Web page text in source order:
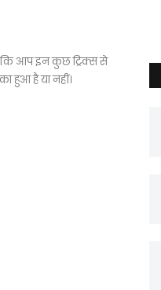
कि आप इन कुछ ट्रिक्स से
है या नहीं।